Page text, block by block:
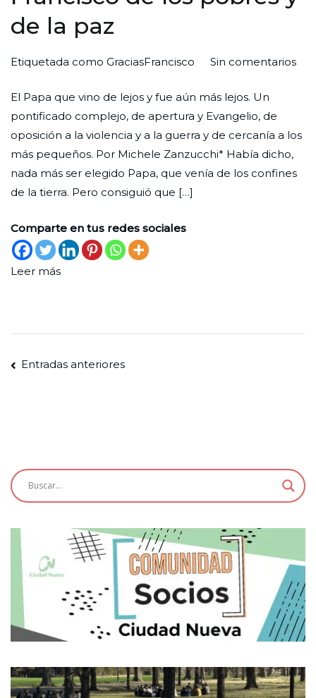
de la paz
Por
Ciudad
Nueva
Publicada
30
de
abril
de
2025
Publicada
Sin
categoría
Etiquetada como GraciasFrancisco Sin comentariosen
de
El Papa que vino de lejos y fue aún más lejos. Un
pontificado complejo, de apertura y Evangelio, de
oposición a la violencia y a la guerra y de cercanía a los
más pequeños. Por Michele Zanzucchi* Había dicho,
nada más ser elegido Papa, que venía de los confines
de la tierra. Pero consiguió que […]
Comparte en tus redes sociales
Leer más
Navegación
Entradas anteriores